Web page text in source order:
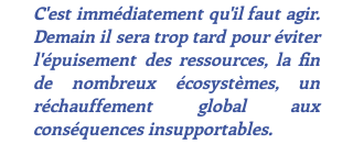
C'est immédiatement qu'il faut agir.
Demain il sera trop tard pour éviter
l'épuisement des ressources, la fin
de nombreux écosystèmes, un
réchauffement global aux
conséquences insupportables.